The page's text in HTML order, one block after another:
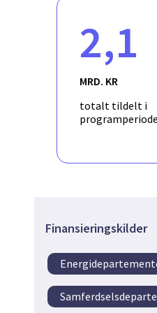
2,1
MRD. KR
totalt tildelt i
Finansieringskilder